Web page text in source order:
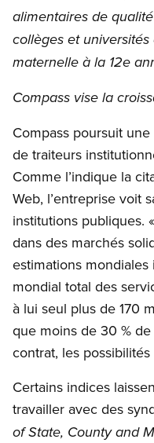
alimentaires de
collèges et
maternelle à la 12e
Compass vise la
Compass poursuit
de traiteurs
Comme l’indique la
Web, l’entreprise voit
institutions publiques.
dans des marchés
estimations
mondial total des
à lui seul plus de 170
que moins de 30 %
contrat, les
Certains indices
travailler avec des
of State, County and